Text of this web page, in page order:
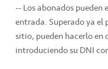
-- Los abonados pueden
entrada. Superado ya el
sitio, pueden hacerlo en
introduciendo su DNI